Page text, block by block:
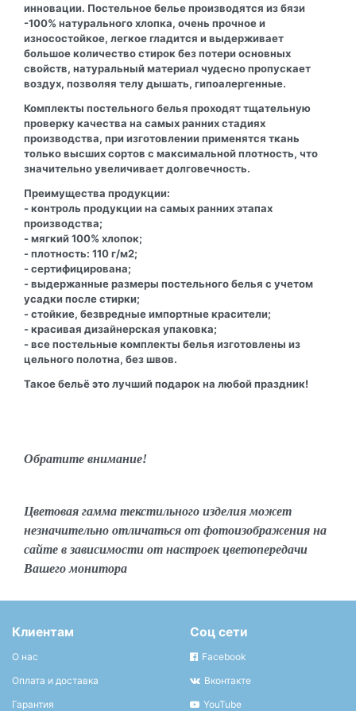
инновации. Постельное белье производятся из бязи
-100% натурального хлопка, очень прочное и
износостойкое, легкое гладится и выдерживает
большое количество стирок без потери основных
свойств, натуральный материал чудесно пропускает
воздух, позволяя телу дышать, гипоалергенные.
Комплекты постельного белья проходят тщательную
проверку качества на самых ранних стадиях
производства, при изготовлении применятся ткань
только высших сортов с максимальной плотность, что
значительно увеличивает долговечность.
Преимущества продукции:
- контроль продукции на самых ранних этапах
производства;
- мягкий 100% хлопок;
- плотность: 110 г/м2;
- сертифицирована;
- выдержанные размеры постельного белья с учетом
усадки после стирки;
- стойкие, безвредные импортные красители;
- красивая дизайнерская упаковка;
- все постельные комплекты белья изготовлены из
цельного полотна, без швов.
Такое бельё это лучший подарок на любой праздник!
Обратите внимание!
Цветовая гамма текстильного изделия может
незначительно отличаться от фотоизображения на
сайте в зависимости от настроек цветопередачи
Вашего монитора
Клиентам
О нас
Оплата и доставка
Гарантия
Соц сети
Facebook
Вконтакте
YouTube